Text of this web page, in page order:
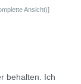
Ansicht)]
behalten. Ich